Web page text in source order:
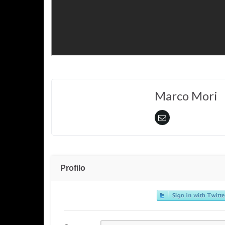
Marco Mori
Profilo